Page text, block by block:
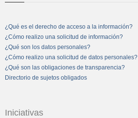
¿Qué es el derecho de acceso a la información?
¿Cómo realizo una solicitud de información?
¿Qué son los datos personales?
¿Cómo realizo una solicitud de datos personales?
¿Qué son las obligaciones de transparencia?
Directorio de sujetos obligados
Iniciativas